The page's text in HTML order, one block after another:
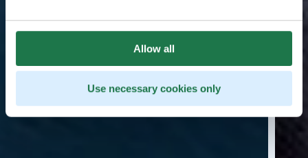
Allow all
Use necessary cookies only